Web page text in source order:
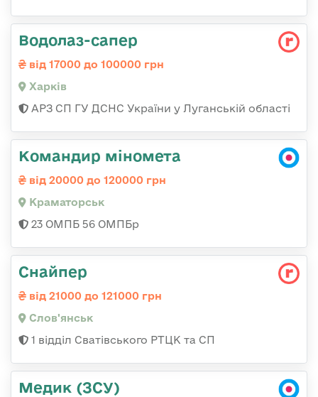
Водолаз-сапер
від 17000 до 100000 грн
Харків
АРЗ СП ГУ ДСНС України у Луганській області
Командир міномета
від 20000 до 120000 грн
Краматорськ
23 ОМПБ 56 ОМПБр
Снайпер
від 21000 до 121000 грн
Слов'янськ
1 відділ Сватівського РТЦК та СП
Медик (ЗСУ)